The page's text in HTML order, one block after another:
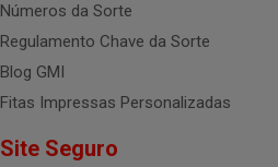
Números da Sorte
Regulamento Chave da Sorte
Blog GMI
Fitas Impressas Personalizadas
Site Seguro